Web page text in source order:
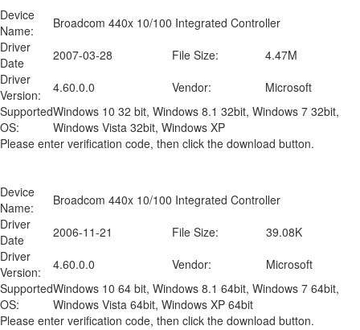
Device
Name:
Broadcom 440x 10/100 Integrated Controller
Driver
Date
2007-03-28 File Size:
4.47M
Driver
Version:
4.60.0.0 Vendor:
Microsoft
Supported
OS:
Windows 10 32 bit, Windows 8.1 32bit, Windows 7 32bit,
Windows Vista 32bit, Windows XP
Please enter verification code, then click the download button.
Device
Name:
Broadcom 440x 10/100 Integrated Controller
Driver
Date
2006-11-21 File Size:
39.08K
Driver
Version:
4.60.0.0 Vendor:
Microsoft
Supported
OS:
Windows 10 64 bit, Windows 8.1 64bit, Windows 7 64bit,
Windows Vista 64bit, Windows XP 64bit
Please enter verification code, then click the download button.